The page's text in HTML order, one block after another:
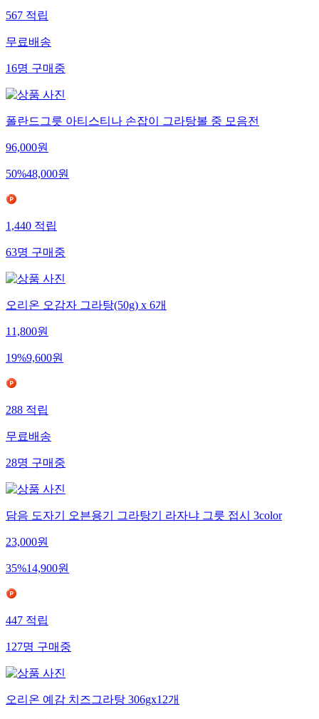
567 적립
무료배송
16명 구매중
폴란드그릇 아티스티나 손잡이 그라탕볼 중 모음전
96,000원
50%48,000원
1,440 적립
63명 구매중
오리온 오감자 그라탕(50g) x 6개
11,800원
19%9,600원
288 적립
무료배송
28명 구매중
담음 도자기 오븐용기 그라탕기 라자냐 그릇 접시 3color
23,000원
35%14,900원
447 적립
127명 구매중
오리온 예감 치즈그라탕 306gx12개